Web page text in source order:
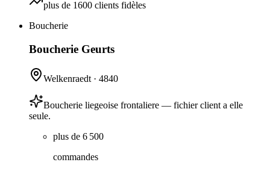
plus de 1600 clients fidèles
Boucherie
Boucherie Geurts
Welkenraedt · 4840
Boucherie liegeoise frontaliere — fichier client a elle
seule.
plus de 6 500
commandes